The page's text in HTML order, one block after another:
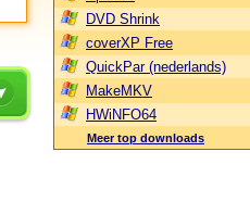
DVD Shrink
coverXP Free
QuickPar (nederlands)
MakeMKV
HWiNFO64
Meer top downloads